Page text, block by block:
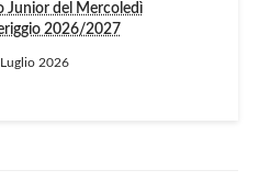
Junior del Mercoledì
2026/2027
2026